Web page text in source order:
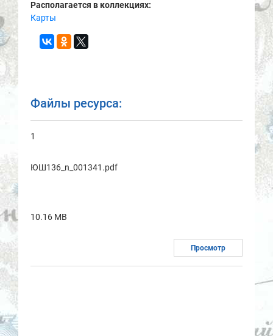
Располагается в коллекциях:
Карты
Файлы ресурса:
1
ЮШ136_n_001341.pdf
10.16 MB
Просмотр